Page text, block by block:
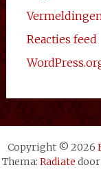
Reacties feed
Copyright © 2026
Thema: Radiate